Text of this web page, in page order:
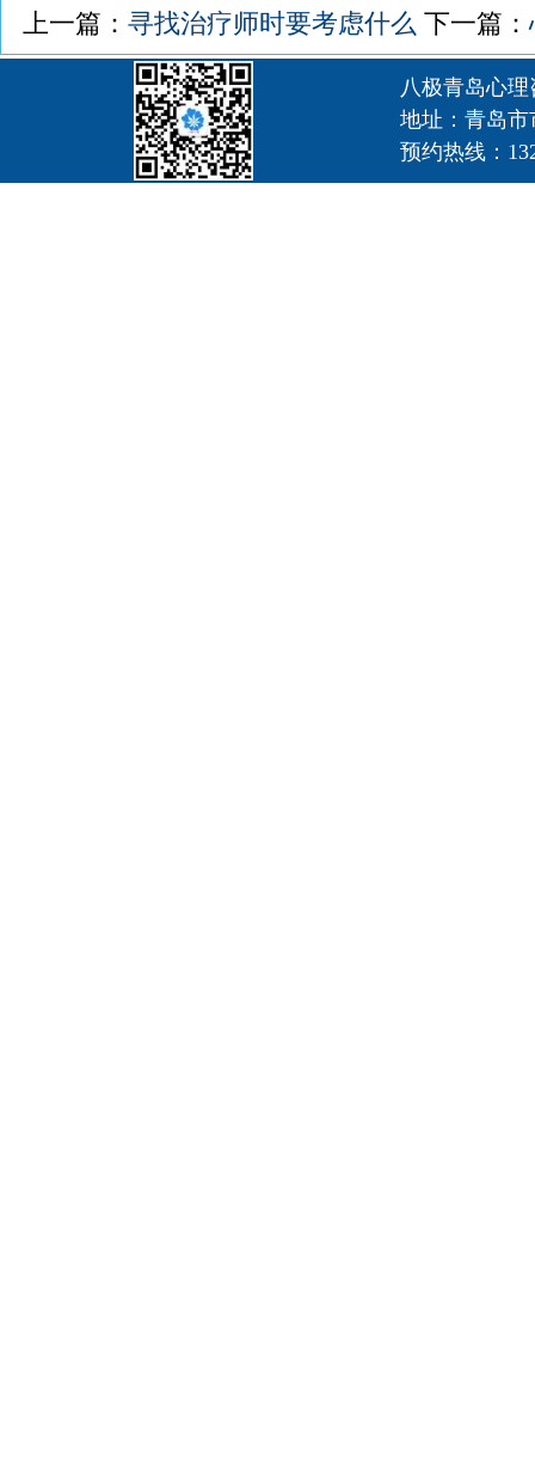
上一篇： 寻找治疗师时要考虑什么 下一篇：
八极青岛心
地址：青岛市
预约热线：